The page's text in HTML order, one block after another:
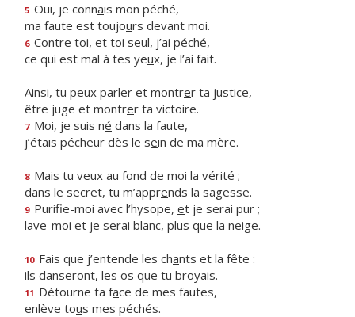
5 Oui, je connais mon péché,
ma faute est toujours devant moi.
6 Contre toi, et toi seul, j’ai péché,
ce qui est mal à tes yeux, je l’ai fait.
Ainsi, tu peux parler et montrer ta justice,
être juge et montrer ta victoire.
7 Moi, je suis né dans la faute,
j’étais pécheur dès le sein de ma mère.
8 Mais tu veux au fond de moi la vérité ;
dans le secret, tu m’apprends la sagesse.
9 Purifie-moi avec l’hysope, et je serai pur ;
lave-moi et je serai blanc, plus que la neige.
10 Fais que j’entende les chants et la fête :
ils danseront, les os que tu broyais.
11 Détourne ta face de mes fautes,
enlève tous mes péchés.